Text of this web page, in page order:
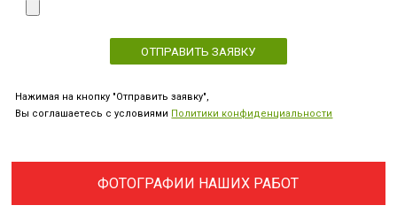
Нажимая на кнопку "Отправить заявку",
Вы соглашаетесь с условиями Политики конфиденциальности
ФОТОГРАФИИ НАШИХ РАБОТ